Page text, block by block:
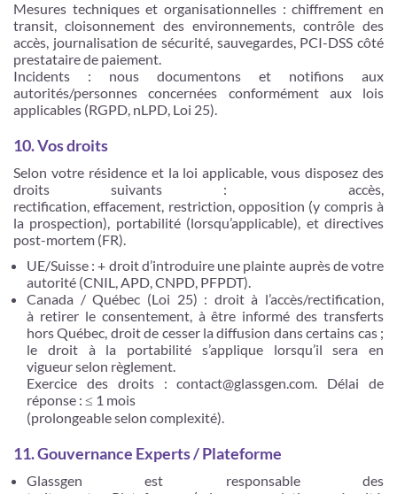
Mesures techniques et organisationnelles : chiffrement en
transit, cloisonnement des environnements, contrôle des
accès, journalisation de sécurité, sauvegardes, PCI-DSS côté
prestataire de paiement.
Incidents : nous documentons et notifions aux
autorités/personnes concernées conformément aux lois
applicables (RGPD, nLPD, Loi 25).
10. Vos droits
Selon votre résidence et la loi applicable, vous disposez des
droits suivants : accès,
rectification, effacement, restriction, opposition (y compris à
la prospection), portabilité (lorsqu’applicable), et directives
post-mortem (FR).
UE/Suisse : + droit d’introduire une plainte auprès de votre
autorité (CNIL, APD, CNPD, PFPDT).
Canada / Québec (Loi 25) : droit à l’accès/rectification,
à retirer le consentement, à être informé des transferts
hors Québec, droit de cesser la diffusion dans certains cas ;
le droit à la portabilité s’applique lorsqu’il sera en
vigueur selon règlement.
Exercice des droits : contact@glassgen.com. Délai de
réponse : ≤ 1 mois
(prolongeable selon complexité).
11. Gouvernance Experts / Plateforme
Glassgen est responsable des